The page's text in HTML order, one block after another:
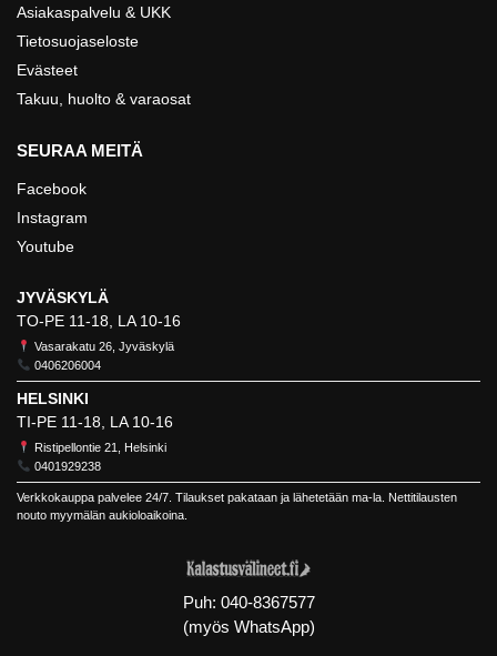
Asiakaspalvelu & UKK
Tietosuojaseloste
Evästeet
Takuu, huolto & varaosat
SEURAA MEITÄ
Facebook
Instagram
Youtube
JYVÄSKYLÄ
TO-PE 11-18, LA 10-16
Vasarakatu 26, Jyväskylä
0406206004
HELSINKI
TI-PE 11-18, LA 10-16
Ristipellontie 21, Helsinki
0401929238
Verkkokauppa palvelee 24/7. Tilaukset pakataan ja lähetetään ma-la. Nettitilausten
nouto myymälän aukioloaikoina.
Puh: 040-8367577
(myös WhatsApp)